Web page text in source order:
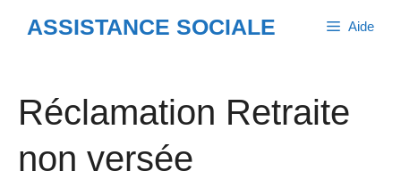
ASSISTANCE SOCIALE Aide
Réclamation Retraite
non versée